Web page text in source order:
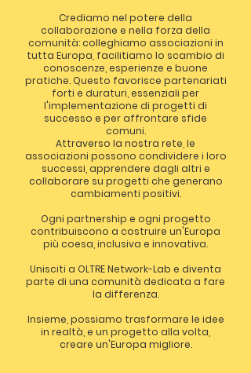
Crediamo nel potere della
collaborazione e nella forza della
comunità: colleghiamo associazioni in
tutta Europa, facilitiamo lo scambio di
conoscenze, esperienze e buone
pratiche. Questo favorisce partenariati
forti e duraturi, essenziali per
l'implementazione di progetti di
successo e per affrontare sfide
comuni.
Attraverso la nostra rete, le
associazioni possono condividere i loro
successi, apprendere dagli altri e
collaborare su progetti che generano
cambiamenti positivi.
Ogni partnership e ogni progetto
contribuiscono a costruire un'Europa
più coesa, inclusiva e innovativa.
Unisciti a OLTRE Network-Lab e diventa
parte di una comunità dedicata a fare
la differenza.
Insieme, possiamo trasformare le idee
in realtà, e un progetto alla volta,
creare un'Europa migliore.